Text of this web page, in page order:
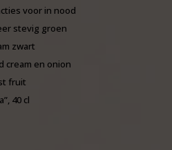
voor in nood
stevig groen
zwart
cream en onion
fruit
40 cl